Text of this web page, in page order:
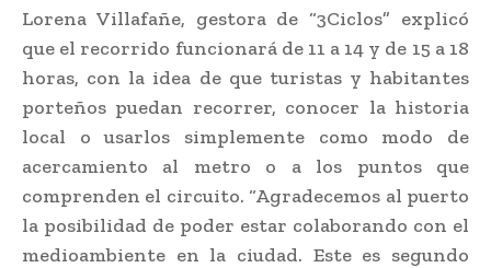
Lorena Villafañe, gestora de “3Ciclos” explicó
que el recorrido funcionará de 11 a 14 y de 15 a 18
horas, con la idea de que turistas y habitantes
porteños puedan recorrer, conocer la historia
local o usarlos simplemente como modo de
acercamiento al metro o a los puntos que
comprenden el circuito. “Agradecemos al puerto
la posibilidad de poder estar colaborando con el
medioambiente en la ciudad. Este es segundo